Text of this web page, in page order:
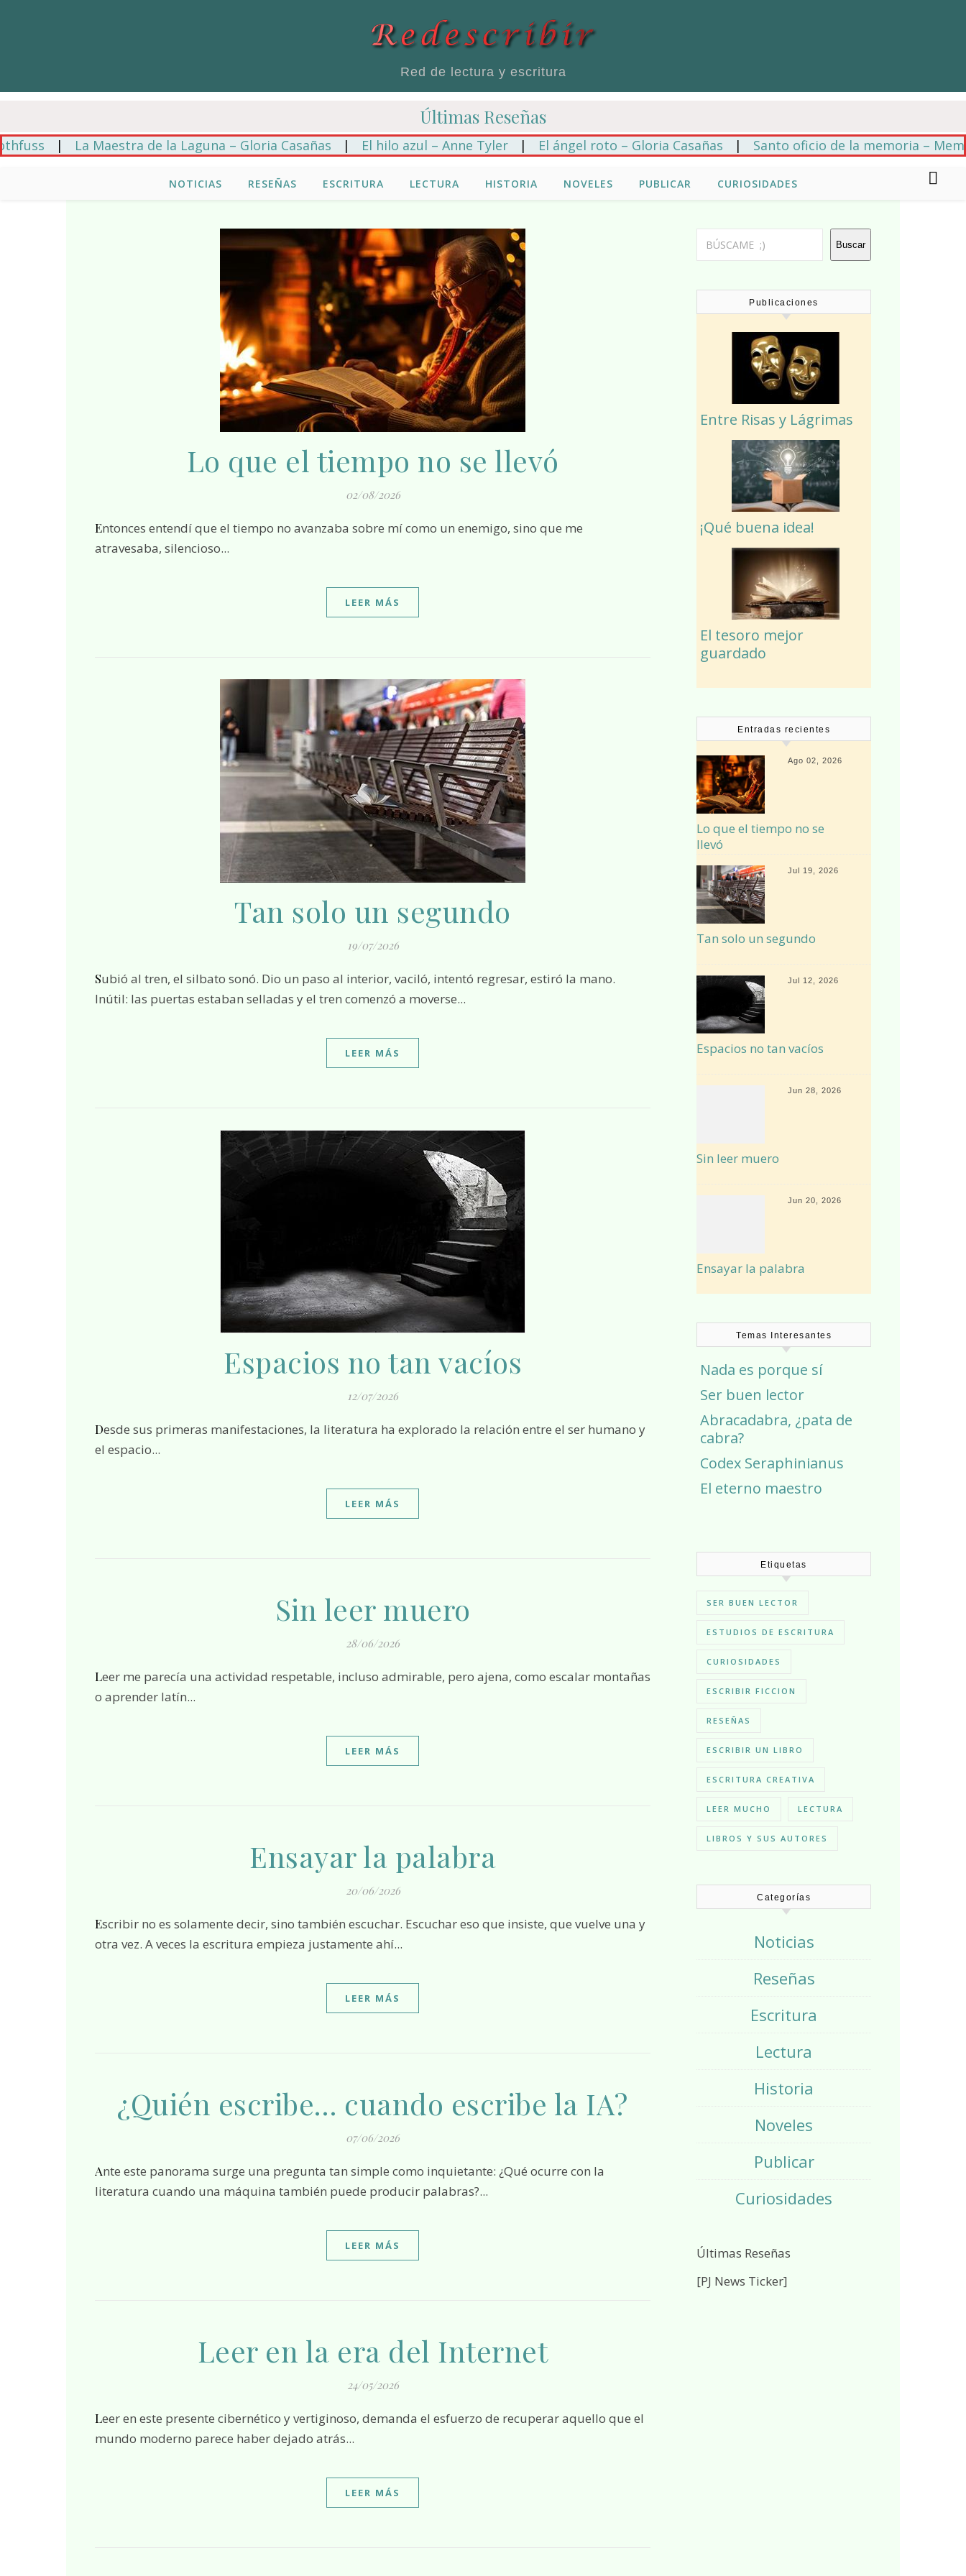
Red de lectura y escritura
Últimas Reseñas
| La Maestra de la Laguna – Gloria Casañas | El hilo azul – Anne Tyler | El ángel roto – Gloria Casañas | Santo oficio de la memoria – Mempo
NOTICIAS RESEÑAS ESCRITURA LECTURA HISTORIA NOVELES PUBLICAR CURIOSIDADES
Lo que el tiempo no se llevó
02/08/2026
Entonces entendí que el tiempo no avanzaba sobre mí como un enemigo, sino que me
atravesaba, silencioso...
LEER MÁS
Tan solo un segundo
19/07/2026
Subió al tren, el silbato sonó. Dio un paso al interior, vaciló, intentó regresar, estiró la mano.
Inútil: las puertas estaban selladas y el tren comenzó a moverse...
LEER MÁS
Espacios no tan vacíos
12/07/2026
Desde sus primeras manifestaciones, la literatura ha explorado la relación entre el ser humano y
el espacio...
LEER MÁS
Sin leer muero
28/06/2026
Leer me parecía una actividad respetable, incluso admirable, pero ajena, como escalar montañas
o aprender latín...
LEER MÁS
Ensayar la palabra
20/06/2026
Escribir no es solamente decir, sino también escuchar. Escuchar eso que insiste, que vuelve una y
otra vez. A veces la escritura empieza justamente ahí...
LEER MÁS
¿Quién escribe… cuando escribe la IA?
07/06/2026
Ante este panorama surge una pregunta tan simple como inquietante: ¿Qué ocurre con la
literatura cuando una máquina también puede producir palabras?...
LEER MÁS
Leer en la era del Internet
24/05/2026
Leer en este presente cibernético y vertiginoso, demanda el esfuerzo de recuperar aquello que el
mundo moderno parece haber dejado atrás...
LEER MÁS
Buscar
Buscar
Publicaciones
Entre Risas y Lágrimas
¡Qué buena idea!
El tesoro mejor
guardado
Entradas recientes
Ago 02, 2026
Lo que el tiempo no se
llevó
Jul 19, 2026
Tan solo un segundo
Jul 12, 2026
Espacios no tan vacíos
Jun 28, 2026
Sin leer muero
Jun 20, 2026
Ensayar la palabra
Temas Interesantes
Nada es porque sí
Ser buen lector
Abracadabra, ¿pata de
cabra?
Codex Seraphinianus
El eterno maestro
Etiquetas
SER BUEN LECTOR
ESTUDIOS DE ESCRITURA
CURIOSIDADES
ESCRIBIR FICCION
RESEÑAS
ESCRIBIR UN LIBRO
ESCRITURA CREATIVA
LEER MUCHO LECTURA
LIBROS Y SUS AUTORES
Categorías
Noticias
Reseñas
Escritura
Lectura
Historia
Noveles
Publicar
Curiosidades
Últimas Reseñas
[PJ News Ticker]